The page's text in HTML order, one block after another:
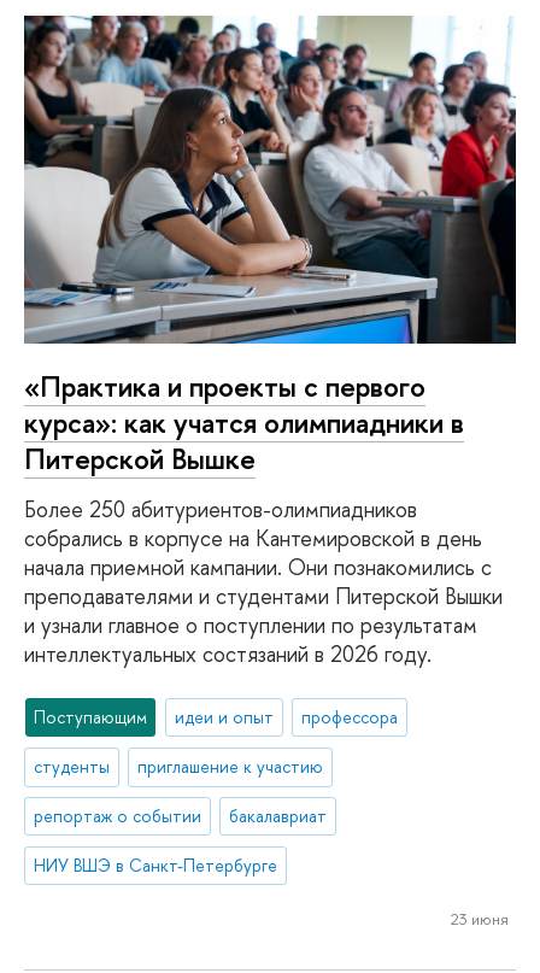
«Практика и проекты с первого
курса»: как учатся олимпиадники в
Питерской Вышке
Более 250 абитуриентов-олимпиадников
собрались в корпусе на Кантемировской в день
начала приемной кампании. Они познакомились с
преподавателями и студентами Питерской Вышки
и узнали главное о поступлении по результатам
интеллектуальных состязаний в 2026 году.
Поступающим идеи и опыт профессора
студенты приглашение к участию
репортаж о событии бакалавриат
НИУ ВШЭ в Санкт-Петербурге
23 июня